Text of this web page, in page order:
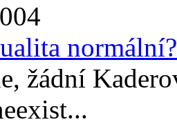
normální?
žádní